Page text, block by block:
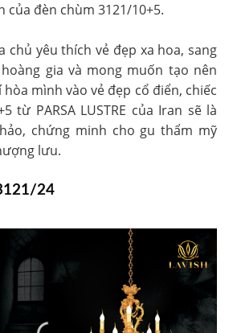
của đèn chùm 3121/10+5.
chủ yêu thích vẻ đẹp xa hoa, sang
gia và mong muốn tạo nên
mình vào vẻ đẹp cổ điển, chiếc
từ PARSA LUSTRE của Iran sẽ là
chứng minh cho gu thẩm mỹ
lưu.
24